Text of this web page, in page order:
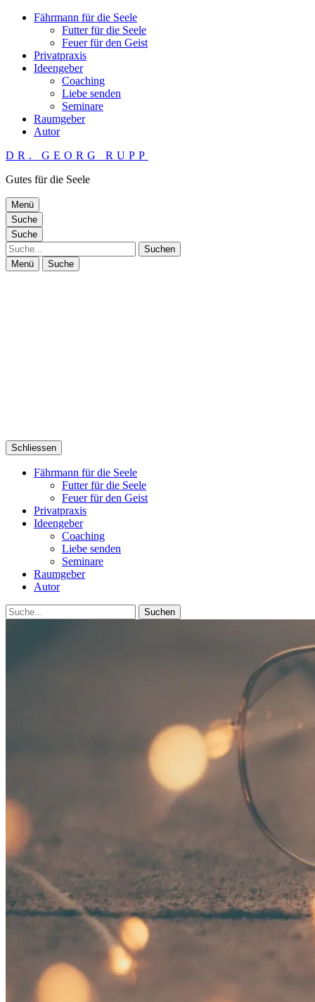
Fährmann für die Seele
Futter für die Seele
Feuer für den Geist
Privatpraxis
Ideengeber
Coaching
Liebe senden
Seminare
Raumgeber
Autor
DR. GEORG RUPP
Gutes für die Seele
Menü
Suche
Suche
Suche
Menü Suche
Schliessen
Fährmann für die Seele
Futter für die Seele
Feuer für den Geist
Privatpraxis
Ideengeber
Coaching
Liebe senden
Seminare
Raumgeber
Autor
Suche